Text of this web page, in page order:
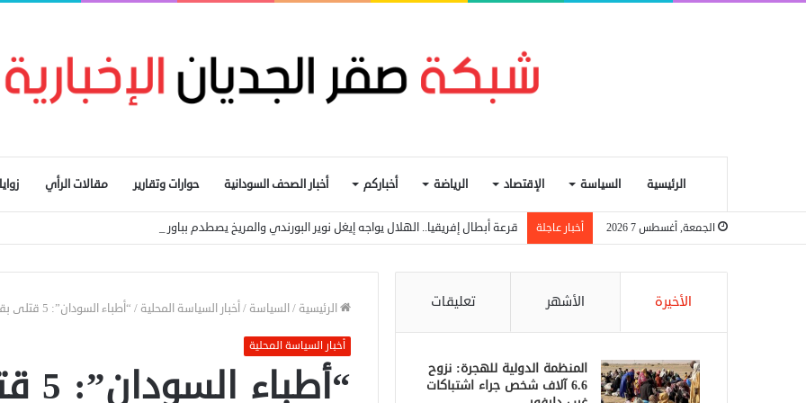
الرئيسية السياسة الإقتصاد الرياضة أخباركم أخبار الصحف السودانية حوارات وتقارير مقالات الرأي
الجمعة, أغسطس 7 2026 أخبار عاجلة قرعة أبطال إفريقيا.. الهلال يواجه إيغل نوير البورندي والمريخ يصطدم بباور ديناموز الزامبي
الرئيسية /السياسة /أخبار السياسة المحلية / “أطباء السودان”: 5 قتلى بقصف “قوات تأسيس” سوقا بجنوب كردفان
أخبار السياسة المحلية
الأخيرة الأشهر تعليقات
المنظمة الدولية للهجرة: نزوح
6.6 آلاف شخص جراء اشتباكات